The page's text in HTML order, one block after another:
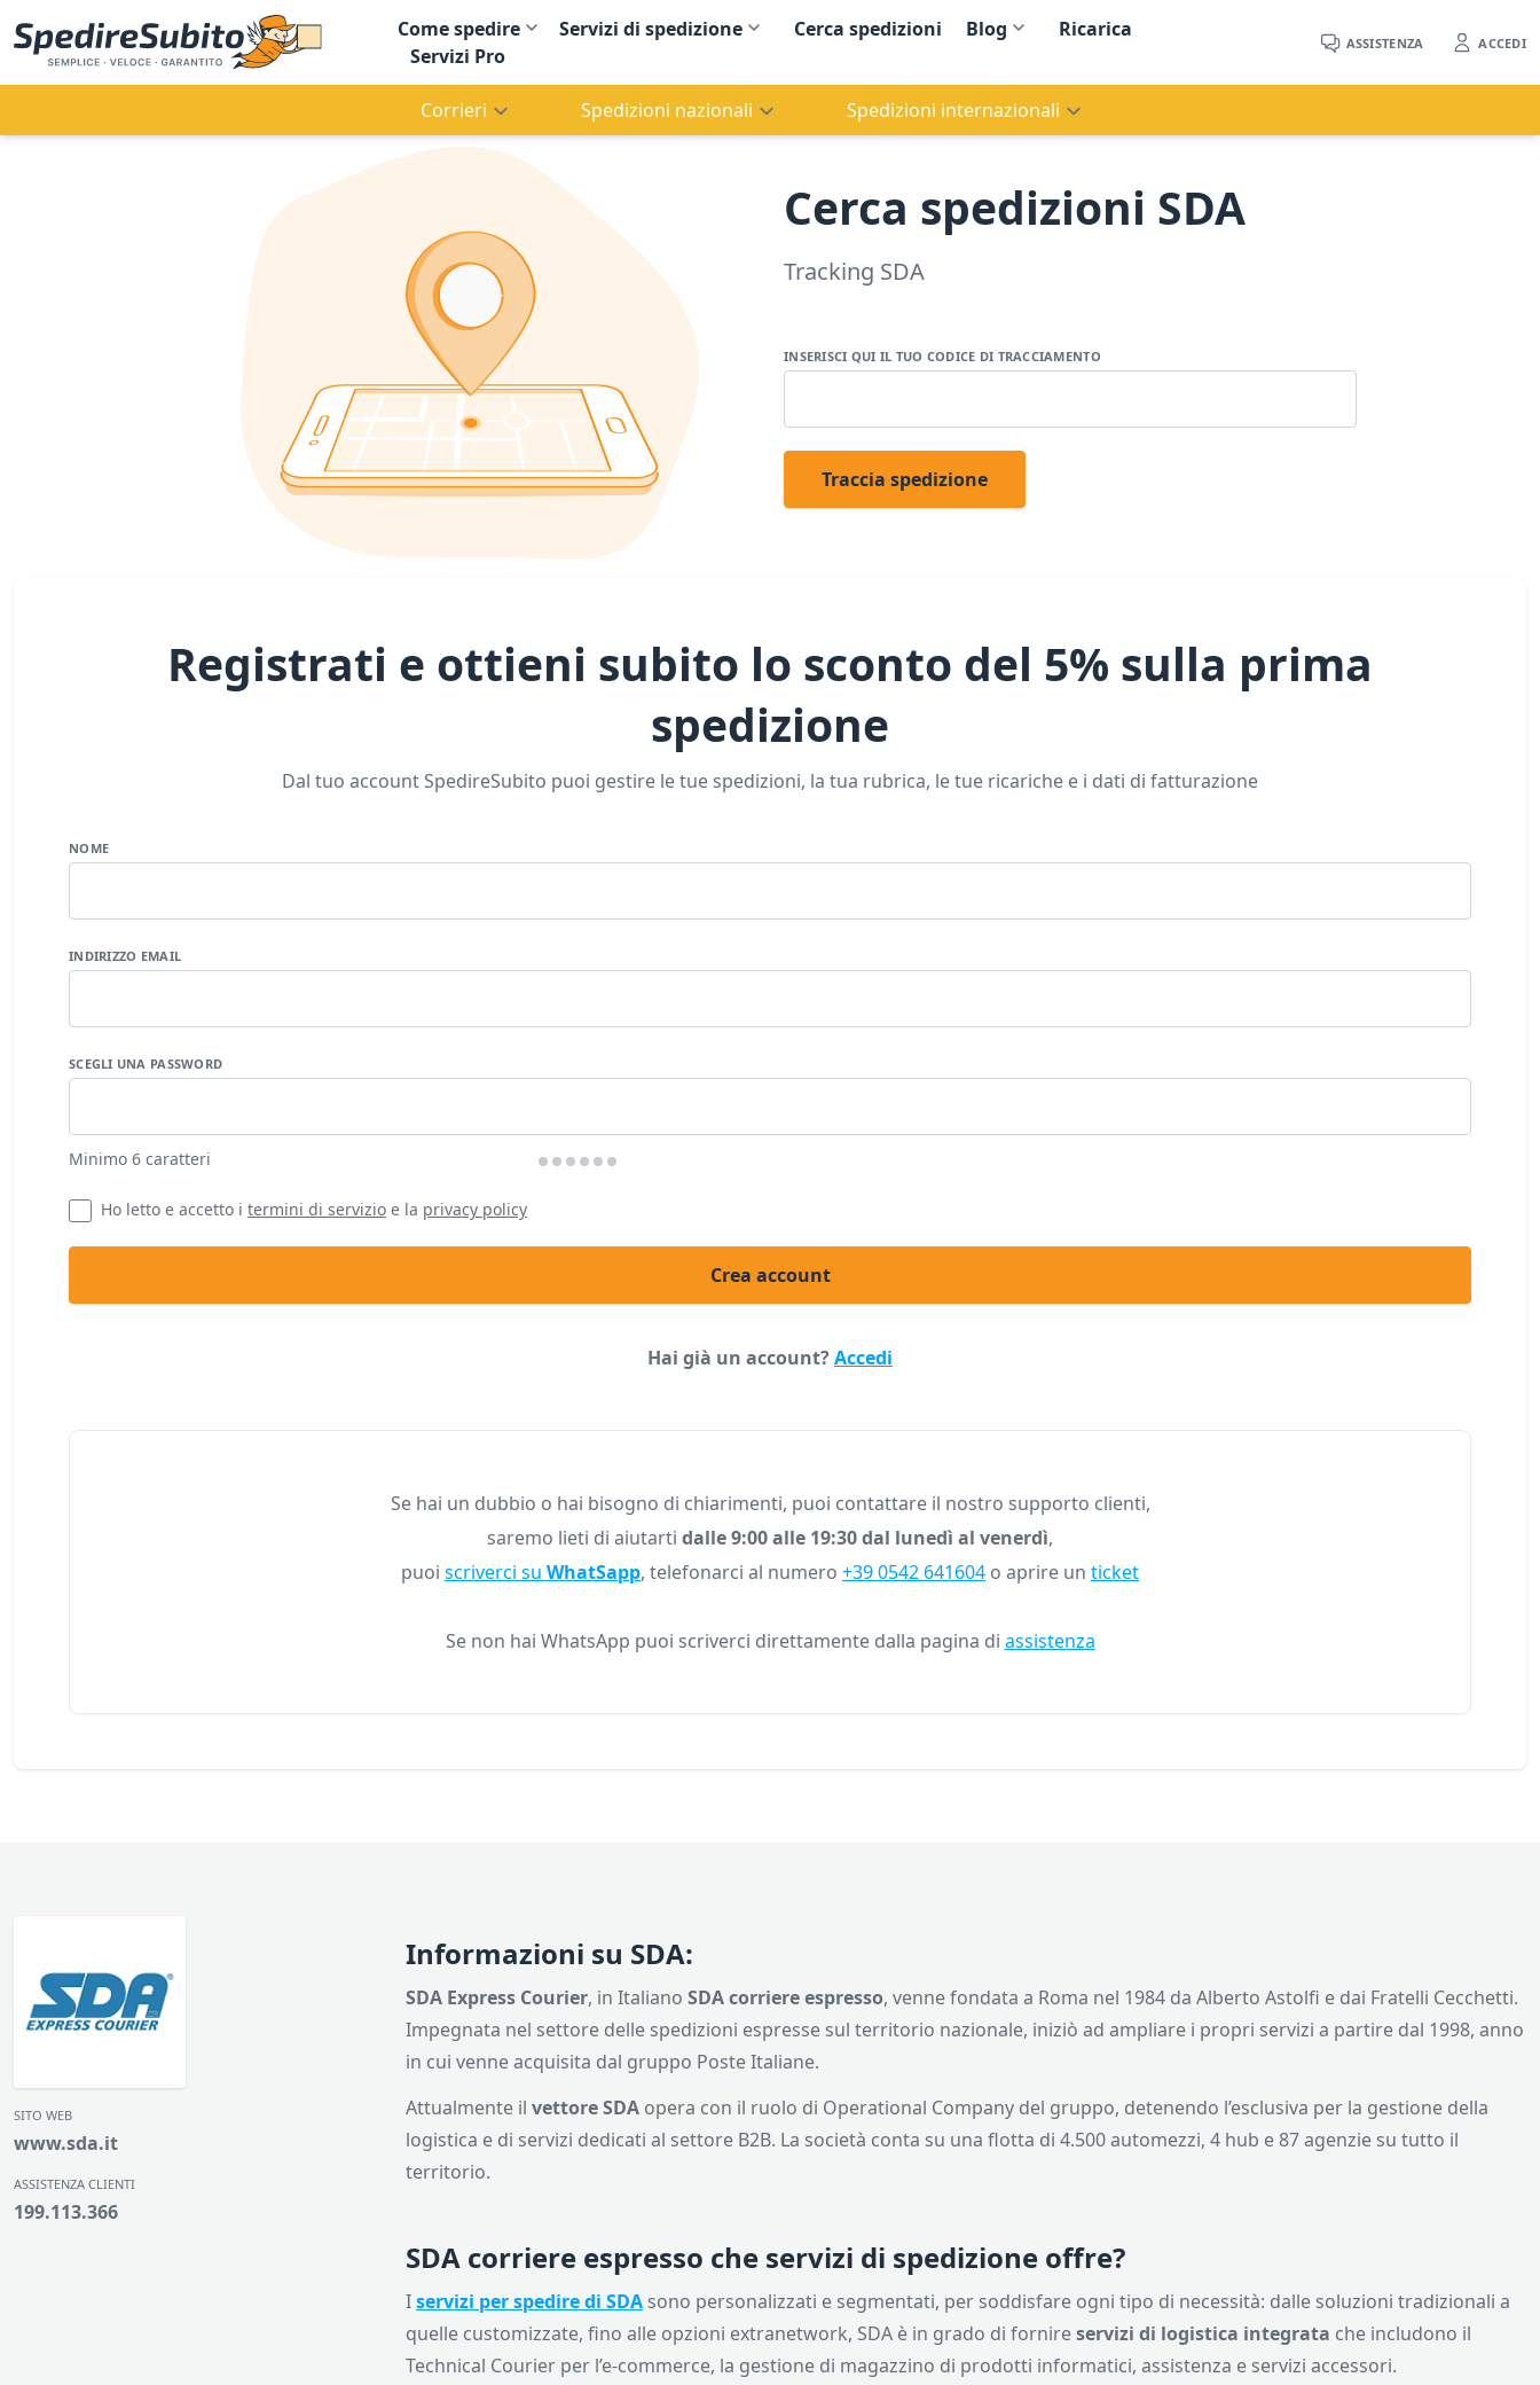
Come spedire Servizi di spedizione Cerca spedizioni Blog
Ricarica
Servizi Pro
ASSISTENZA ACCEDI
Corrieri Spedizioni nazionali Spedizioni internazionali
Cerca spedizioni SDA
Tracking SDA
INSERISCI QUI IL TUO CODICE DI TRACCIAMENTO
Traccia spedizione
Registrati e ottieni subito lo sconto del 5% sulla prima
spedizione
Dal tuo account SpedireSubito puoi gestire le tue spedizioni, la tua rubrica, le tue ricariche e i dati di fatturazione
NOME
INDIRIZZO EMAIL
SCEGLI UNA PASSWORD
Minimo 6 caratteri
Ho letto e accetto i termini di servizio e la privacy policy
Crea account
Hai già un account?Accedi
Se hai un dubbio o hai bisogno di chiarimenti, puoi contattare il nostro supporto clienti,
saremo lieti di aiutarti dalle 9:00 alle 19:30 dal lunedì al venerdì,
puoi scriverci su WhatSapp, telefonarci al numero +39 0542 641604 o aprire un ticket
Se non hai WhatsApp puoi scriverci direttamente dalla pagina di assistenza
SITO WEB
www.sda.it
ASSISTENZA CLIENTI
199.113.366
Informazioni su SDA:
SDA Express Courier, in Italiano SDA corriere espresso, venne fondata a Roma nel 1984 da Alberto Astolfi e dai Fratelli Cecchetti.
Impegnata nel settore delle spedizioni espresse sul territorio nazionale, iniziò ad ampliare i propri servizi a partire dal 1998, anno
in cui venne acquisita dal gruppo Poste Italiane.
Attualmente il vettore SDA opera con il ruolo di Operational Company del gruppo, detenendo l’esclusiva per la gestione della
logistica e di servizi dedicati al settore B2B. La società conta su una flotta di 4.500 automezzi, 4 hub e 87 agenzie su tutto il
territorio.
SDA corriere espresso che servizi di spedizione offre?
Iservizi per spedire di SDA sono personalizzati e segmentati, per soddisfare ogni tipo di necessità: dalle soluzioni tradizionali a
quelle customizzate, fino alle opzioni extranetwork, SDA è in grado di fornireservizi di logistica integrata che includono il
Technical Courier per l’e-commerce, la gestione di magazzino di prodotti informatici, assistenza e servizi accessori.